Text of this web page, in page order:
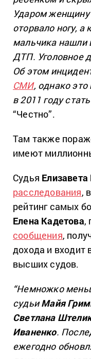
Ударом женщину
оторвало ногу, а
мальчика нашли
ДТП. Уголовное
Об этом
СМИ, однако
в 2011 году
“Честно”.
Там также
имеют
Судья
расследования,
рейтинг самых
Елена Кадетова,
сообщения,
дохода и входит
высших судов.
“Немножко
судьиМайя
Светлана
Иваненко.
ежегодно